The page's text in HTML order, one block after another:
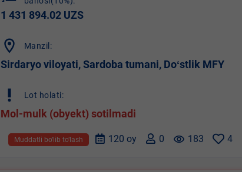
1 431 894.02 UZS
location_on Manzil:
Sirdaryo viloyati, Sardoba tumani, Doʻstlik MFY
priority_high Lot holati:
Mol-mulk (obyekt) sotilmadi
4
remove_red_eye 183
0
120 oy
Muddatli bo‘lib to‘lash